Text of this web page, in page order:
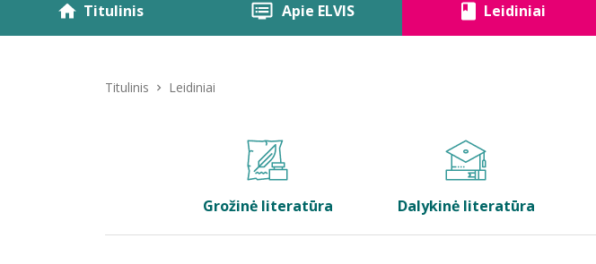
Titulinis Apie ELVIS Leidiniai
Titulinis Leidiniai
Grožinė literatūra Dalykinė literatūra